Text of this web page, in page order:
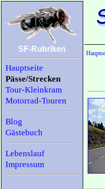
SF-Rubriken
Hauptseite
Pässe/Strecken
Tour-Kleinkram
Motorrad-Touren
Blog
Gästebuch
Lebenslauf
Impressum